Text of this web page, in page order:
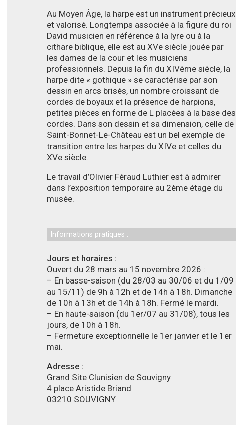
Au Moyen Âge, la harpe est un instrument précieux
et valorisé. Longtemps associée à la figure du roi
David musicien en référence à la lyre ou à la
cithare biblique, elle est au XVe siècle jouée par
les dames de la cour et les musiciens
professionnels. Depuis la fin du XIVème siècle, la
harpe dite « gothique » se caractérise par son
dessin en arcs brisés, un nombre croissant de
cordes de boyaux et la présence de harpions,
petites pièces en forme de L placées à la base des
cordes. Dans son dessin et sa dimension, celle de
Saint-Bonnet-Le-Château est un bel exemple de
transition entre les harpes du XIVe et celles du
XVe siècle.
Le travail d’Olivier Féraud Luthier est à admirer
dans l’exposition temporaire au 2ème étage du
musée.
Informations pratiques :
Jours et horaires :
Ouvert du 28 mars au 15 novembre 2026 :
– En basse-saison (du 28/03 au 30/06 et du 1/09
au 15/11) de 9h à 12h et de 14h à 18h. Dimanche
de 10h à 13h et de 14h à 18h. Fermé le mardi.
– En haute-saison (du 1er/07 au 31/08), tous les
jours, de 10h à 18h.
– Fermeture exceptionnelle le 1er janvier et le 1er
mai.
Adresse :
Grand Site Clunisien de Souvigny
4 place Aristide Briand
03210 SOUVIGNY